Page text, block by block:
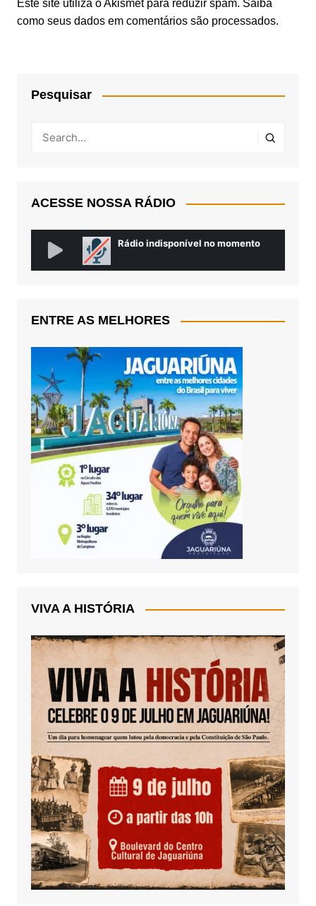
Este site utiliza o Akismet para reduzir spam. Saiba
como seus dados em comentários são processados.
Pesquisar
ACESSE NOSSA RÁDIO
ENTRE AS MELHORES
VIVA A HISTÓRIA